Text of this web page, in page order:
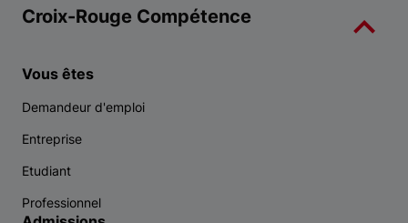
Croix-Rouge Compétence
Vous êtes
Demandeur d'emploi
Entreprise
Etudiant
Professionnel